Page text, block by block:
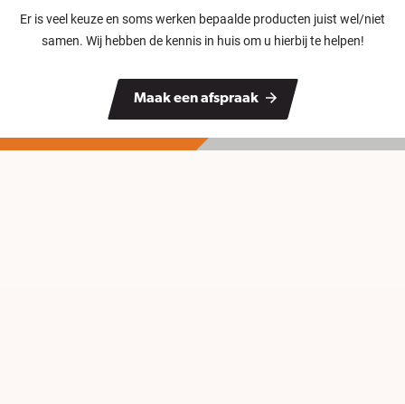
Er is veel keuze en soms werken bepaalde producten juist wel/niet
samen. Wij hebben de kennis in huis om u hierbij te helpen!
Maak een afspraak